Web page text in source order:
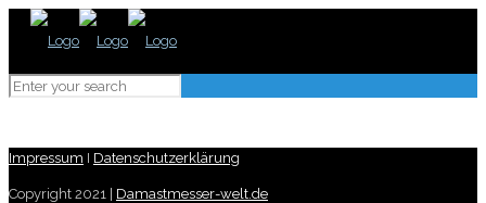
Impressum I Datenschutzerklärung
Copyright 2021 | Damastmesser-welt.de